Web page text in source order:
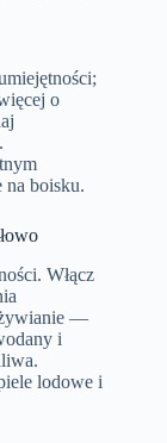
o
na boisku.
Włącz
—
i
lodowe i